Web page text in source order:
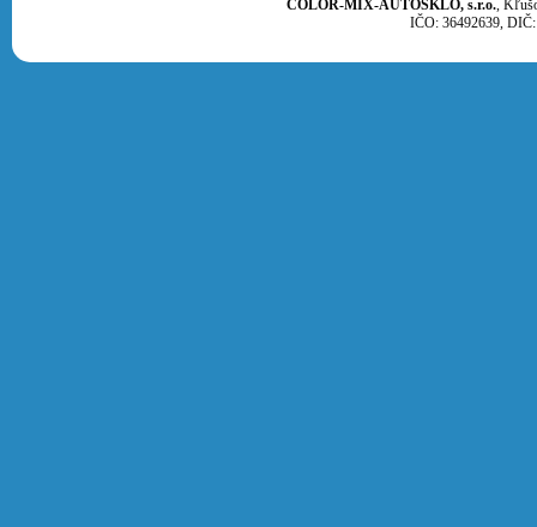
COLOR-MIX-AUTOSKLO, s.r.o.,
IČO: 36492639,